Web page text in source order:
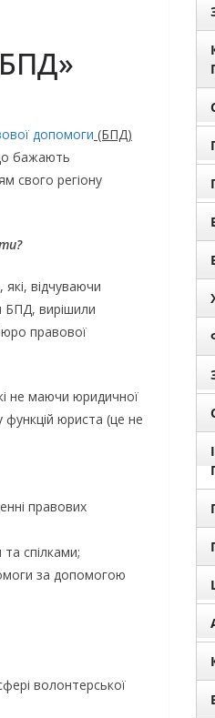
допомоги (БПД)
бажають
свого регіону
відчуваючи
БПД, вирішили
правової
не маючи юридичної
юриста (це не
правових
спілками;
за допомогою
волонтерської